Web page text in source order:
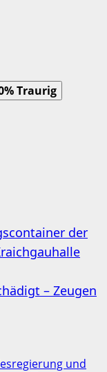
Traurig
der
– Zeugen
und